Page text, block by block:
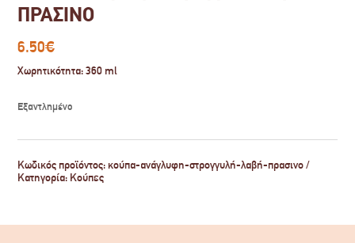
ΠΡΑΣΙΝΟ
6.50€
Χωρητικότητα: 360 ml
Εξαντλημένο
Κωδικός προϊόντος: κούπα-ανάγλυφη-στρογγυλή-λαβή-πρασινο
Κατηγορία: Κούπες